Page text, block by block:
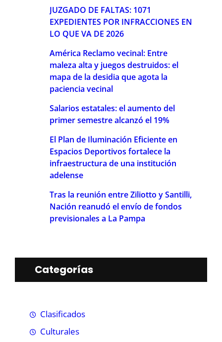
JUZGADO DE FALTAS: 1071
EXPEDIENTES POR INFRACCIONES EN
LO QUE VA DE 2026
América Reclamo vecinal: Entre
maleza alta y juegos destruidos: el
mapa de la desidia que agota la
paciencia vecinal
Salarios estatales: el aumento del
primer semestre alcanzó el 19%
El Plan de Iluminación Eficiente en
Espacios Deportivos fortalece la
infraestructura de una institución
adelense
Tras la reunión entre Ziliotto y Santilli,
Nación reanudó el envío de fondos
previsionales a La Pampa
Categorías
Clasificados
Culturales